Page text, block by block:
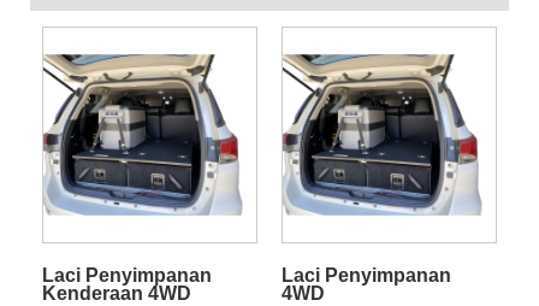
Laci Penyimpanan
Kenderaan 4WD
Laci Penyimpanan
4WD